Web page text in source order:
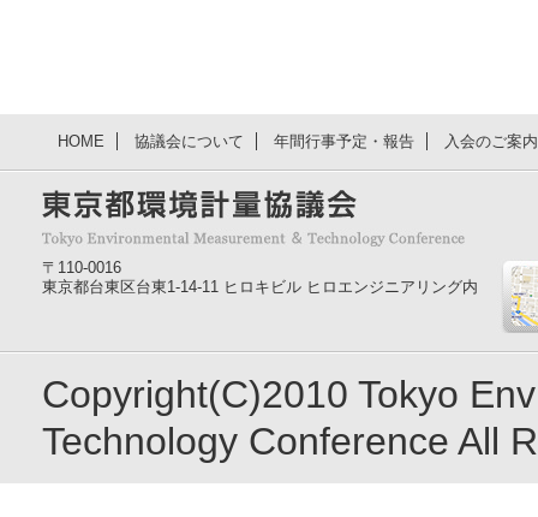
HOME 協議会について 年間行事予定・報告 入会のご案
〒110-0016
東京都台東区台東1-14-11 ヒロキビル ヒロエンジニアリング内
Copyright(C)2010 Tokyo
Technology Conference All